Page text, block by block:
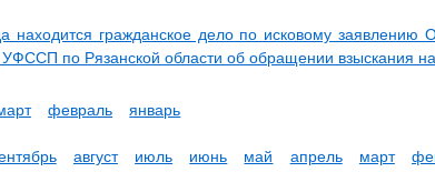
находится гражданское дело по исковому
по Рязанской области об обращении взыскания
февраль
январь
август июль июнь май апрель март